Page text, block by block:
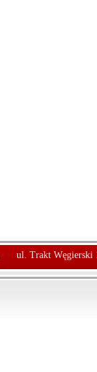
ul. Trakt Węgierski